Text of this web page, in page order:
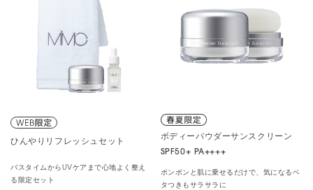
ひんやりリフレッシュセット
バスタイムからUVケアまで心地よく整え
る限定セット
ボディーパウダーサンスクリーン
SPF50+ PA++++
ポンポンと肌に乗せるだけで、気になるベ
タつきもサラサラに